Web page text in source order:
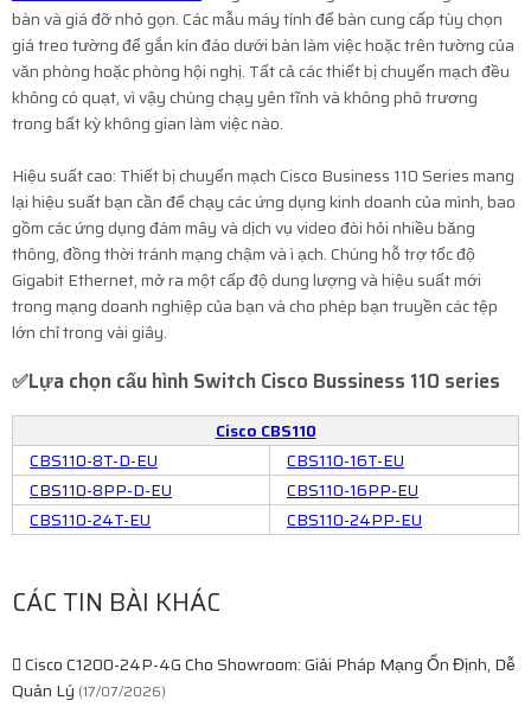
bàn và giá đỡ nhỏ gọn. Các mẫu máy tính để bàn cung cấp tùy chọn
giá treo tường để gắn kín đáo dưới bàn làm việc hoặc trên tường của
văn phòng hoặc phòng hội nghị. Tất cả các thiết bị chuyển mạch đều
không có quạt, vì vậy chúng chạy yên tĩnh và không phô trương
trong bất kỳ không gian làm việc nào.
Hiệu suất cao: Thiết bị chuyển mạch Cisco Business 110 Series mang
lại hiệu suất bạn cần để chạy các ứng dụng kinh doanh của mình, bao
gồm các ứng dụng đám mây và dịch vụ video đòi hỏi nhiều băng
thông, đồng thời tránh mạng chậm và ì ạch. Chúng hỗ trợ tốc độ
Gigabit Ethernet, mở ra một cấp độ dung lượng và hiệu suất mới
trong mạng doanh nghiệp của bạn và cho phép bạn truyền các tệp
lớn chỉ trong vài giây.
✅Lựa chọn cấu hìnhSwitch Cisco Bussiness 110 series
Cisco CBS110
CBS110-8T-D-EU
CBS110-16T-EU
CBS110-8PP-D-EU
CBS110-16PP-EU
CBS110-24T-EU
CBS110-24PP-EU
CÁC TIN BÀI KHÁC
Cisco C1200-24P-4G Cho Showroom: Giải Pháp Mạng Ổn Định, Dễ
Quản Lý (17/07/2026)